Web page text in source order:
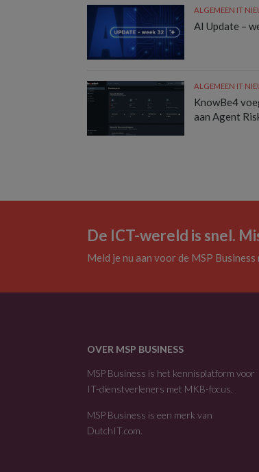
ALGEMEEN IT
AI Update –
ALGEMEEN IT
KnowBe4
aan Agent
De ICT-wereld is snel.
Meld je nu aan voor de MSP
OVER MSP BUSINESS
MSP Business is het kennisplatform voor
IT-dienstverleners met MKB-focus.
MSP Business is een merk van
DutchIT.com